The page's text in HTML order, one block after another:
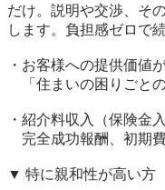
だけ。説明や交渉、そ
します。負担感ゼロで
・お客様への提供価値
「住まいの困りごと
・紹介料収入（保険金
完全成功報酬、初期
▼ 特に親和性が高い方